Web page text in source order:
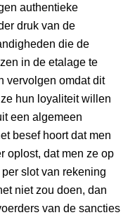
authentieke
druk van de
die de
in de etalage te
vervolgen omdat dit
hun loyaliteit willen
een algemeen
besef hoort dat men
oplost, dat men ze op
slot van rekening
niet zou doen, dan
van de sancties